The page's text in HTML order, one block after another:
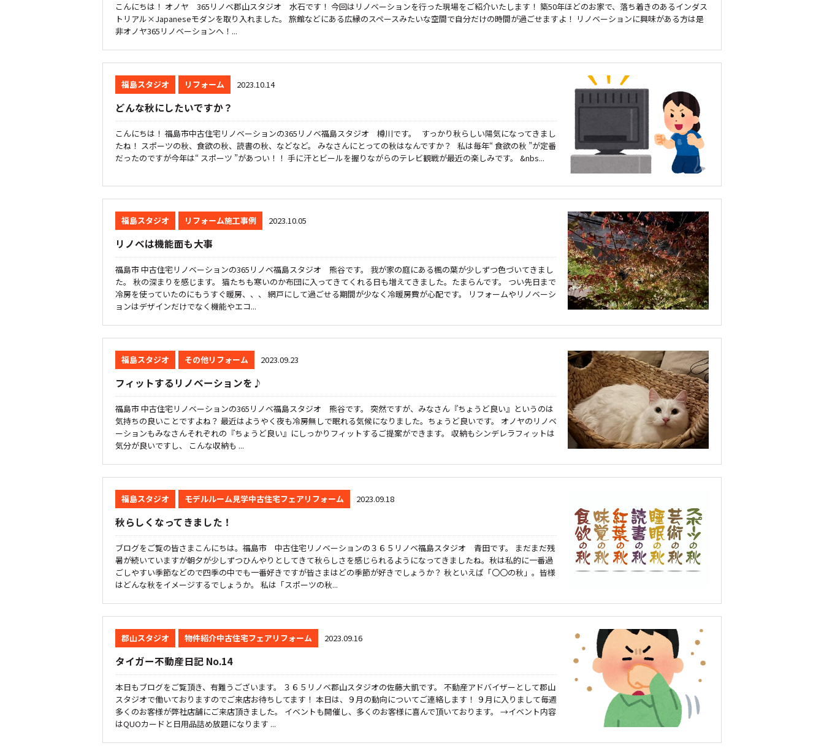
こんにちは！ オノヤ 365リノベ郡山スタジオ 水石です！ 今回はリノベーションを行った現場をご紹介いたします！ 築50年ほどのお家で、落ち着きのあるインダス
トリアル×Japaneseモダンを取り入れました。 旅館などにある広縁のスペースみたいな空間で自分だけの時間が過ごせますよ！ リノベーションに興味がある方は是
非オノヤ365リノベーションへ！...
福島スタジオ リフォーム 2023.10.14
どんな秋にしたいですか？
こんにちは！ 福島市中古住宅リノベーションの365リノベ福島スタジオ 樽川です。 すっかり秋らしい陽気になってきまし
たね！ スポーツの秋、食欲の秋、読書の秋、などなど。 みなさんにとっての秋はなんですか？ 私は毎年“ 食欲の秋 ”が定番
だったのですが今年は“ スポーツ ”があつい！！ 手に汗とビールを握りながらのテレビ観戦が最近の楽しみです。 &nbs...
福島スタジオ リフォーム施工事例 2023.10.05
リノベは機能面も大事
福島市 中古住宅リノベーションの365リノベ福島スタジオ 熊谷です。 我が家の庭にある楓の葉が少しずつ色づいてきまし
た。 秋の深まりを感じます。 猫たちも寒いのか布団に入ってきてくれる日も増えてきました。たまらんです。 つい先日まで
冷房を使っていたのにもうすぐ暖房、、、 網戸にして過ごせる期間が少なく冷暖房費が心配です。 リフォームやリノベーシ
ョンはデザインだけでなく機能やエコ...
福島スタジオ その他リフォーム 2023.09.23
フィットするリノベーションを♪
福島市 中古住宅リノベーションの365リノベ福島スタジオ 熊谷です。 突然ですが、みなさん『ちょうど良い』というのは
気持ちの良いことですよね？ 最近はようやく夜も冷房無しで眠れる気候になりました。ちょうど良いです。 オノヤのリノベ
ーションもみなさんそれぞれの『ちょうど良い』にしっかりフィットするご提案ができます。 収納もシンデレラフィットは
気分が良いですし、 こんな収納も ...
福島スタジオ モデルルーム見学中古住宅フェアリフォーム 2023.09.18
秋らしくなってきました！
ブログをご覧の皆さまこんにちは。福島市 中古住宅リノベーションの３６５リノベ福島スタジオ 青田です。 まだまだ残
暑が続いていますが朝夕が少しずつひんやりとしてきて秋らしさを感じられるようになってきましたね。秋は私的に一番過
ごしやすい季節などので四季の中でも一番好きですが皆さまはどの季節が好きでしょうか？ 秋といえば「〇〇の秋」。皆様
はどんな秋をイメージするでしょうか。 私は「スポーツの秋...
郡山スタジオ 物件紹介中古住宅フェアリフォーム 2023.09.16
タイガー不動産日記 No.14
本日もブログをご覧頂き、有難うございます。 ３６５リノベ郡山スタジオの佐藤大凱です。 不動産アドバイザーとして郡山
スタジオで働いておりますのでご来店お待ちしてます！ 本日は、９月の動向についてご連絡します！ ９月に入りまして毎週
多くのお客様が弊社店舗にご来店頂きました。 イベントも開催し、多くのお客様に喜んで頂いております。 →イベント内容
はQUOカードと日用品詰め放題になります ...